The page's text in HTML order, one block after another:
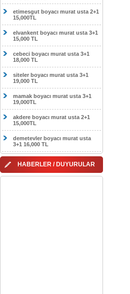
etimesgut boyacı murat usta 2+1
15,000TL
elvankent boyacı murat usta 3+1
15,000 TL
cebeci boyacı murat usta 3+1
18,000 TL
siteler boyacı murat usta 3+1
19,000 TL
mamak boyacı murat usta 3+1
19,000TL
akdere boyacı murat usta 2+1
15,000TL
demetevler boyacı murat usta
3+1 16,000 TL
HABERLER / DUYURULAR